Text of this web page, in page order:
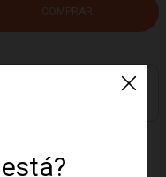
COMPRAR
E 88 PEÇAS SHINY
001338